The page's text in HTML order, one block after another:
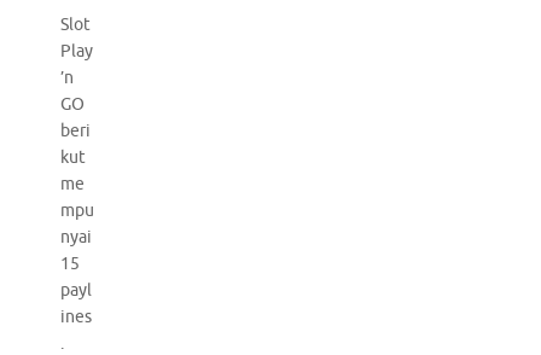
Slot
Play
’n
GO
beri
kut
me
mpu
nyai
15
payl
ines
.